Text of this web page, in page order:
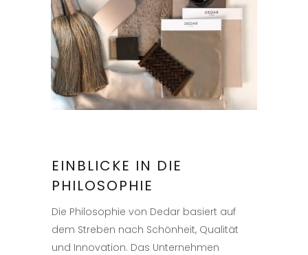
EINBLICKE IN DIE
PHILOSOPHIE
Die Philosophie von Dedar basiert auf
dem Streben nach Schönheit, Qualität
und Innovation. Das Unternehmen